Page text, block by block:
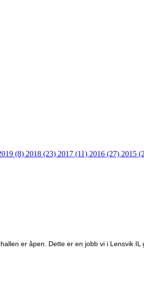
(8) 2018 (23) 2017 (11) 2016 (27) 2015
er åpen. Dette er en jobb vi i Lensvik IL